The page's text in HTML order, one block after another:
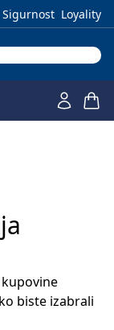
Sigurnost Loyality
biste izabrali